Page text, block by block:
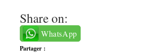
Share on:
WhatsApp
Partager :